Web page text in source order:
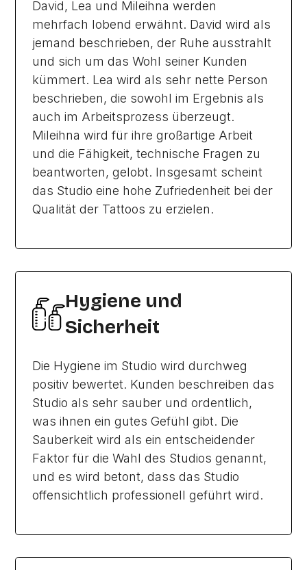
David, Lea und Mileihna werden
mehrfach lobend erwähnt. David wird als
jemand beschrieben, der Ruhe ausstrahlt
und sich um das Wohl seiner Kunden
kümmert. Lea wird als sehr nette Person
beschrieben, die sowohl im Ergebnis als
auch im Arbeitsprozess überzeugt.
Mileihna wird für ihre großartige Arbeit
und die Fähigkeit, technische Fragen zu
beantworten, gelobt. Insgesamt scheint
das Studio eine hohe Zufriedenheit bei der
Qualität der Tattoos zu erzielen.
Hygiene und
Sicherheit
Die Hygiene im Studio wird durchweg
positiv bewertet. Kunden beschreiben das
Studio als sehr sauber und ordentlich,
was ihnen ein gutes Gefühl gibt. Die
Sauberkeit wird als ein entscheidender
Faktor für die Wahl des Studios genannt,
und es wird betont, dass das Studio
offensichtlich professionell geführt wird.